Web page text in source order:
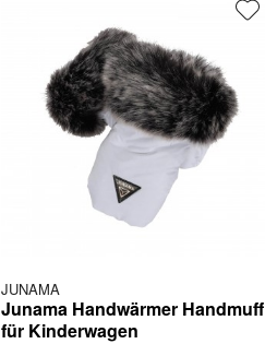
JUNAMA
Junama Handwärmer Handmuff
für Kinderwagen